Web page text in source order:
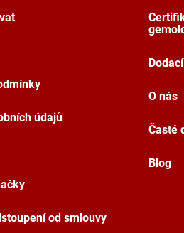
údajů
od smlouvy
O nás
Časté
Blog